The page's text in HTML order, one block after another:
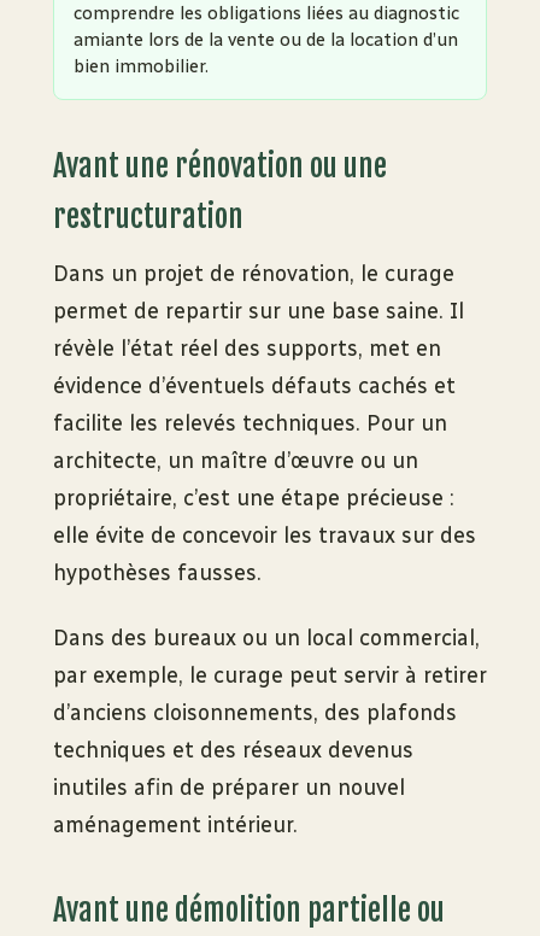
comprendre les obligations liées au diagnostic
amiante lors de la vente ou de la location d’un
bien immobilier.
Avant une rénovation ou une
restructuration
Dans un projet de rénovation, le curage
permet de repartir sur une base saine. Il
révèle l’état réel des supports, met en
évidence d’éventuels défauts cachés et
facilite les relevés techniques. Pour un
architecte, un maître d’œuvre ou un
propriétaire, c’est une étape précieuse :
elle évite de concevoir les travaux sur des
hypothèses fausses.
Dans des bureaux ou un local commercial,
par exemple, le curage peut servir à retirer
d’anciens cloisonnements, des plafonds
techniques et des réseaux devenus
inutiles afin de préparer un nouvel
aménagement intérieur.
Avant une démolition partielle ou